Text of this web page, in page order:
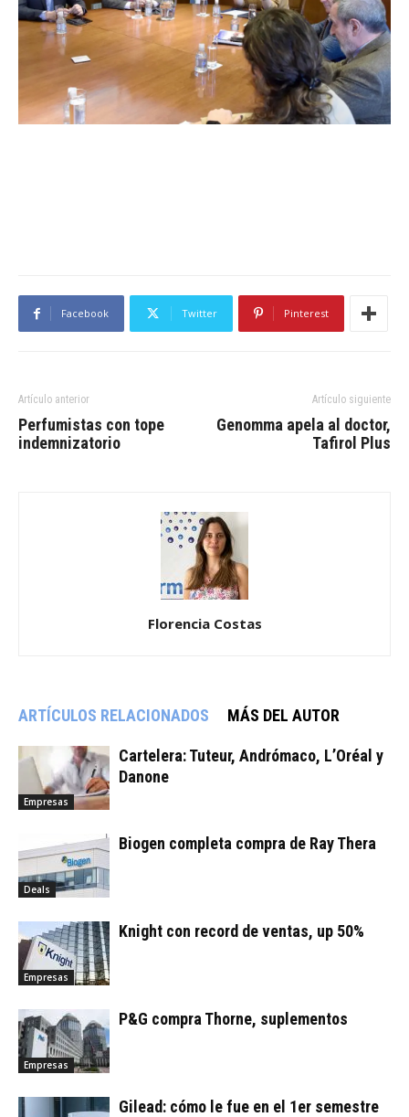
Facebook Twitter Pinterest
Artículo anterior
Perfumistas con tope
indemnizatorio
Artículo siguiente
Genomma apela al doctor,
Tafirol Plus
Florencia Costas
ARTÍCULOS RELACIONADOS MÁS DEL AUTOR
Empresas
Cartelera: Tuteur, Andrómaco, L’Oréal y
Danone
Deals
Biogen completa compra de Ray Thera
Empresas
Knight con record de ventas, up 50%
Empresas
P&G compra Thorne, suplementos
Gilead: cómo le fue en el 1er semestre